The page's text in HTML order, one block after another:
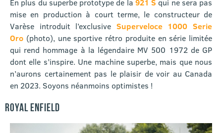
En plus du superbe prototype de la 921 S qui ne sera pas
mise en production à court terme, le constructeur de
Varèse introduit l’exclusive Superveloce 1000 Serie
Oro (photo), une sportive rétro produite en série limitée
qui rend hommage à la légendaire MV 500 1972 de GP
dont elle s’inspire. Une machine superbe, mais que nous
n’aurons certainement pas le plaisir de voir au Canada
en 2023. Soyons néanmoins optimistes !
ROYAL ENFIELD